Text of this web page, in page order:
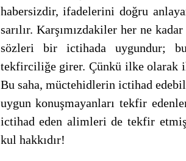
habersizdir, ifadelerini doğru
sarılır. Karşımızdakiler her ne
sözleri bir ictihada uygundur;
tekfirciliğe girer. Çünkü ilke olarak
Bu saha, müctehidlerin ictihad
uygun konuşmayanları tekfir
ictihad eden alimleri de tekfir
kul hakkıdır!